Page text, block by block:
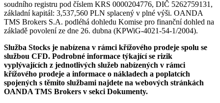
soudního registru pod číslem KRS 0000204776, DIČ 5262759131,
základní kapitál: 3,537,560 PLN splacený v plné výši. OANDA
TMS Brokers S.A. podléhá dohledu Komise pro finanční dohled na
základě povolení ze dne 26. dubna (KPWiG-4021-54-1/2004).
Služba Stocks je nabízena v rámci křížového prodeje spolu se
službou CFD. Podrobné informace týkající se rizik
vyplývajících z jednotlivých služeb nabízených v rámci
křížového prodeje a informace o nákladech a poplatcích
spojených s těmito službami najdete na webových stránkách
OANDA TMS Brokers v sekci Dokumenty.